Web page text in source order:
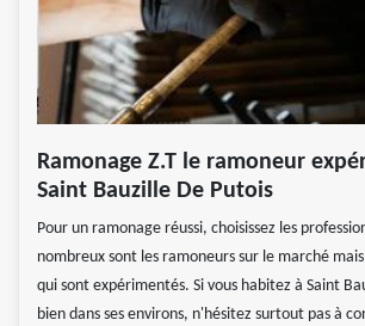
Ramonage Z.T le ramoneur
Saint Bauzille De Putois
Pour un ramonage réussi, choisissez les
nombreux sont les ramoneurs sur le marché
qui sont expérimentés. Si vous habitez à Saint
bien dans ses environs, n'hésitez surtout pas à